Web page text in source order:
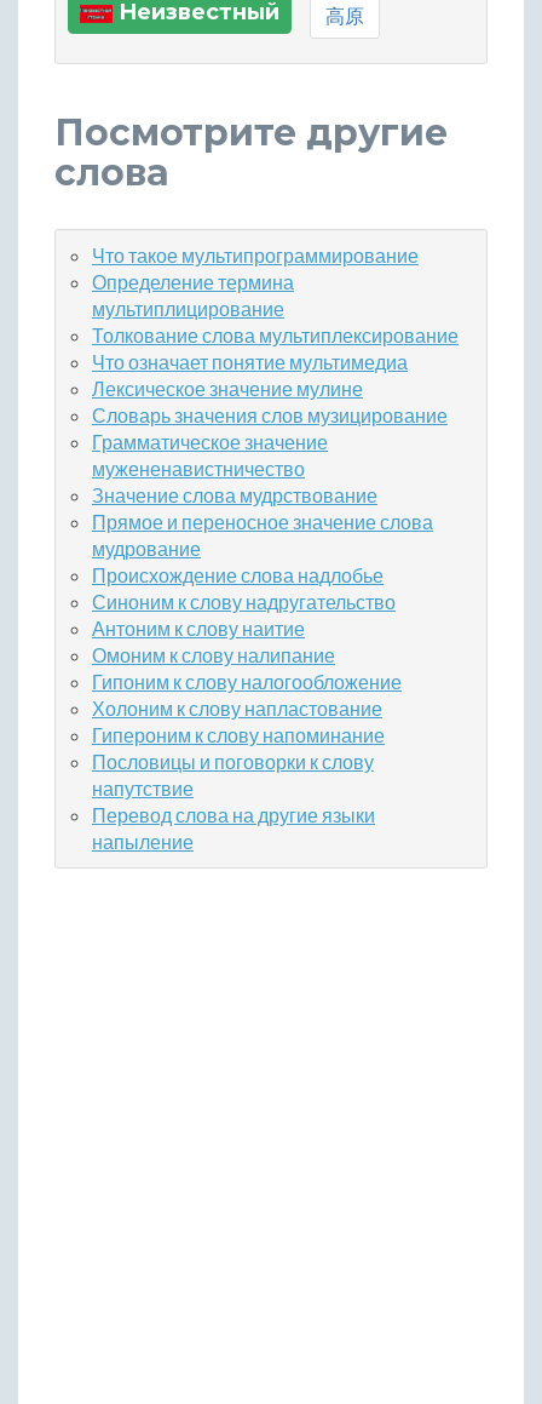
Неизвестный 高原
Посмотрите другие
слова
Что такое мультипрограммирование
Определение термина
мультиплицирование
Толкование слова мультиплексирование
Что означает понятие мультимедиа
Лексическое значение мулине
Словарь значения слов музицирование
Грамматическое значение
мужененавистничество
Значение слова мудрствование
Прямое и переносное значение слова
мудрование
Происхождение слова надлобье
Синоним к слову надругательство
Антоним к слову наитие
Омоним к слову налипание
Гипоним к слову налогообложение
Холоним к слову напластование
Гипероним к слову напоминание
Пословицы и поговорки к слову
напутствие
Перевод слова на другие языки
напыление